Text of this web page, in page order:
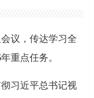
议，传达学习全
重点任务。
习近平总书记视